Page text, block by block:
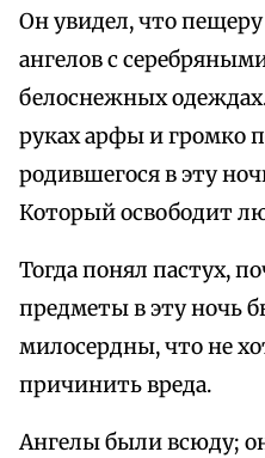
Он увидел, что
ангелов с
белоснежных
руках арфы и громко
родившегося в эту
Который освободит
Тогда понял пастух,
предметы в эту ночь
милосердны, что не
причинить вреда.
Ангелы были всюду;